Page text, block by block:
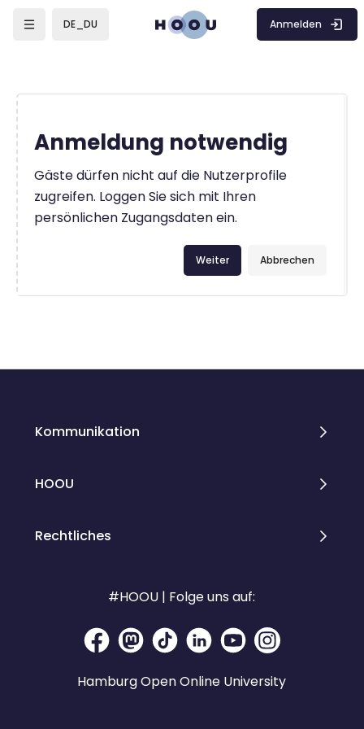
DE_DU Anmelden
Anmeldung notwendig
Gäste dürfen nicht auf die Nutzerprofile
zugreifen. Loggen Sie sich mit Ihren
persönlichen Zugangsdaten ein.
Abbrechen
Weiter
Kommunikation
HOOU
Rechtliches
#HOOU | Folge uns auf:
Hamburg Open Online University